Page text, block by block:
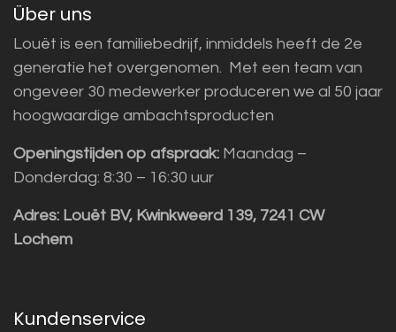
Über uns
Louët is een familiebedrijf, inmiddels heeft de 2e
generatie het overgenomen. Met een team van
ongeveer 30 medewerker produceren we al 50 jaar
hoogwaardige ambachtsproducten
Openingstijden op afspraak: Maandag –
Donderdag: 8:30 – 16:30 uur
Adres: Louët BV, Kwinkweerd 139, 7241 CW
Lochem
Kundenservice